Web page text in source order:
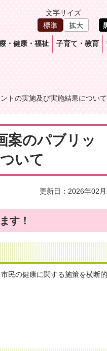
文字サイズ
・健康・福祉 子育て・教育
トの実施及び実施結果について
案のパブリッ
いて
更新日：2026年02
す！
民の健康に関する施策を横断